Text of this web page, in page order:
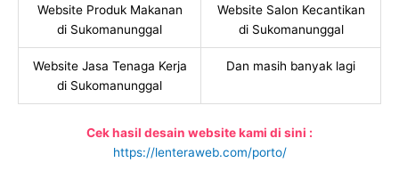
Website Produk Makanan
di Sukomanunggal
Website Salon Kecantikan
di Sukomanunggal
Website Jasa Tenaga Kerja
di Sukomanunggal
Dan masih banyak lagi
Cek hasil desain website kami di sini :
https://lenteraweb.com/porto/